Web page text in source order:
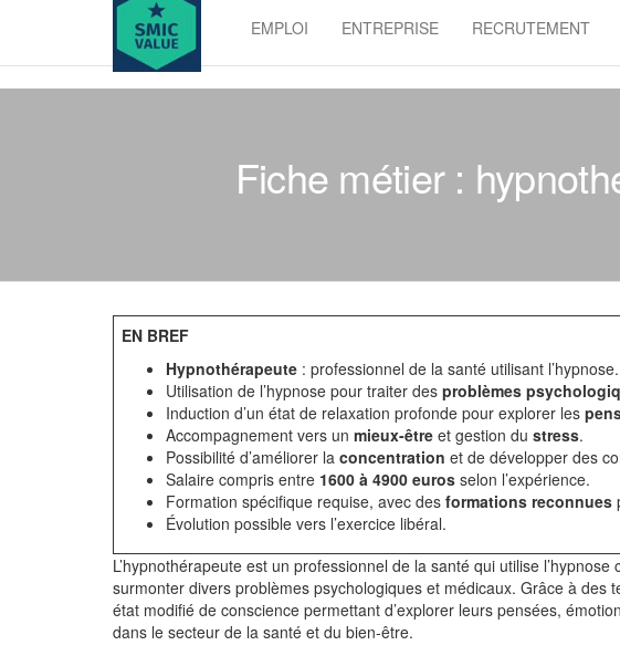
value
EMPLOI ENTREPRISE RECRUTEMENT
Fiche métier :
EN BREF
Hypnothérapeute : professionnel de la santé utilisant l’hypnose.
Utilisation de l’hypnose pour traiter des problèmes
Induction d’un état de relaxation profonde pour explorer les
Accompagnement vers un mieux-être et gestion du stress.
Possibilité d’améliorer la concentration et de développer des
Salaire compris entre 1600 à 4900 euros selon l’expérience.
Formation spécifique requise, avec des formations reconnues
Évolution possible vers l’exercice libéral.
L’hypnothérapeute est un professionnel de la santé qui utilise
surmonter divers problèmes psychologiques et médicaux. Grâce à des
état modifié de conscience permettant d’explorer leurs pensées,
dans le secteur de la santé et du bien-être.